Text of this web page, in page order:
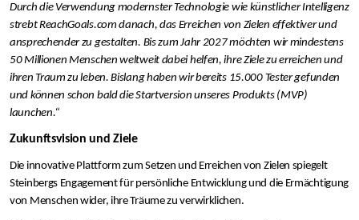
Durch die Verwendung modernster Technologie wie künstlicher Intelligenz
strebt ReachGoals.com danach, das Erreichen von Zielen effektiver und
ansprechender zu gestalten. Bis zum Jahr 2027 möchten wir mindestens
50 Millionen Menschen weltweit dabei helfen, ihre Ziele zu erreichen und
ihren Traum zu leben. Bislang haben wir bereits 15.000 Tester gefunden
und können schon bald die Startversion unseres Produkts (MVP)
launchen.“
Zukunftsvision und Ziele
Die innovative Plattform zum Setzen und Erreichen von Zielen spiegelt
Steinbergs Engagement für persönliche Entwicklung und die Ermächtigung
von Menschen wider, ihre Träume zu verwirklichen.